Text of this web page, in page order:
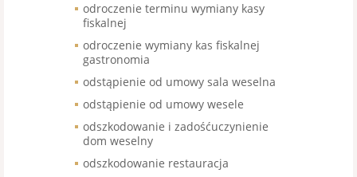
odroczenie terminu wymiany kasy
fiskalnej
odroczenie wymiany kas fiskalnej
gastronomia
odstąpienie od umowy sala weselna
odstąpienie od umowy wesele
odszkodowanie i zadośćuczynienie
dom weselny
odszkodowanie restauracja